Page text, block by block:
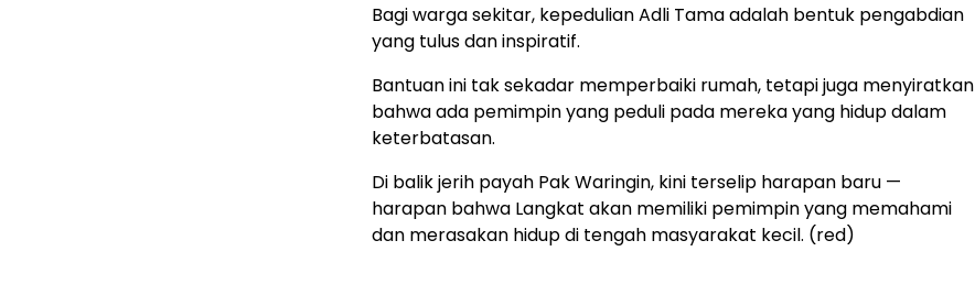
Bagi warga sekitar, kepedulian Adli Tama adalah bentuk pengabdian
yang tulus dan inspiratif.
Bantuan ini tak sekadar memperbaiki rumah, tetapi juga menyiratkan
bahwa ada pemimpin yang peduli pada mereka yang hidup dalam
keterbatasan.
Di balik jerih payah Pak Waringin, kini terselip harapan baru —
harapan bahwa Langkat akan memiliki pemimpin yang memahami
dan merasakan hidup di tengah masyarakat kecil. (red)